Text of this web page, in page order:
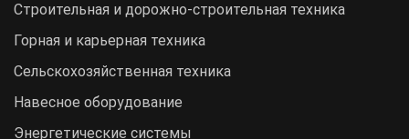
Строительная и дорожно-cтроительная техника
Горная и карьерная техника
Сельскохозяйственная техника
Навесное оборудование
Энергетические системы